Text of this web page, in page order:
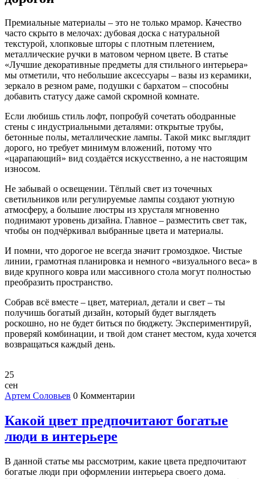
Премиальные материалы – это не только мрамор. Качество
часто скрыто в мелочах: дубовая доска с натуральной
текстурой, хлопковые шторы с плотным плетением,
металлические ручки в матовом черном цвете. В статье
«Лучшие декоративные предметы для стильного интерьера»
мы отметили, что небольшие аксессуары – вазы из керамики,
зеркало в резном раме, подушки с бархатом – способны
добавить статусу даже самой скромной комнате.
Если любишь стиль лофт, попробуй сочетать ободранные
стены с индустриальными деталями: открытые трубы,
бетонные полы, металлические лампы. Такой микс выглядит
дорого, но требует минимум вложений, потому что
«царапающий» вид создаётся искусственно, а не настоящим
износом.
Не забывай о освещении. Тёплый свет из точечных
светильников или регулируемые лампы создают уютную
атмосферу, а большие люстры из хрусталя мгновенно
поднимают уровень дизайна. Главное – разместить свет так,
чтобы он подчёркивал выбранные цвета и материалы.
И помни, что дорогое не всегда значит громоздкое. Чистые
линии, грамотная планировка и немного «визуального веса» в
виде крупного ковра или массивного стола могут полностью
преобразить пространство.
Собрав всё вместе – цвет, материал, детали и свет – ты
получишь богатый дизайн, который будет выглядеть
роскошно, но не будет биться по бюджету. Экспериментируй,
проверяй комбинации, и твой дом станет местом, куда хочется
возвращаться каждый день.
25
сен
Артем Соловьев 0 Комментарии
Какой цвет предпочитают богатые
люди в интерьере
В данной статье мы рассмотрим, какие цвета предпочитают
богатые люди при оформлении интерьера своего дома.